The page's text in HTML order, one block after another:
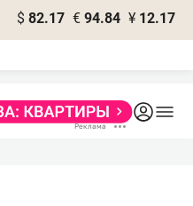
$ 82.17 € 94.84 ¥ 12.17